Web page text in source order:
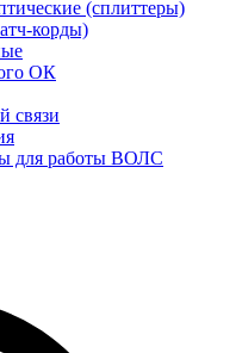
(сплиттеры)
корды)
ОК
связи
для работы ВОЛС